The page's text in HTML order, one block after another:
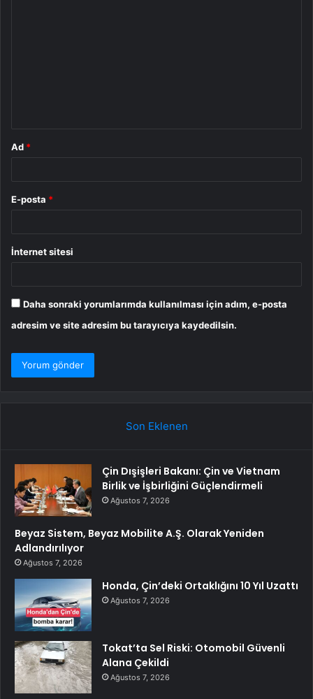
Ad *
E-posta *
İnternet sitesi
Daha sonraki yorumlarımda kullanılması için adım, e-posta
adresim ve site adresim bu tarayıcıya kaydedilsin.
Son Eklenen
Çin Dışişleri Bakanı: Çin ve Vietnam
Birlik ve İşbirliğini Güçlendirmeli
Ağustos 7, 2026
Beyaz Sistem, Beyaz Mobilite A.Ş. Olarak Yeniden
Adlandırılıyor
Ağustos 7, 2026
Honda, Çin’deki Ortaklığını 10 Yıl Uzattı
Ağustos 7, 2026
Tokat’ta Sel Riski: Otomobil Güvenli
Alana Çekildi
Ağustos 7, 2026